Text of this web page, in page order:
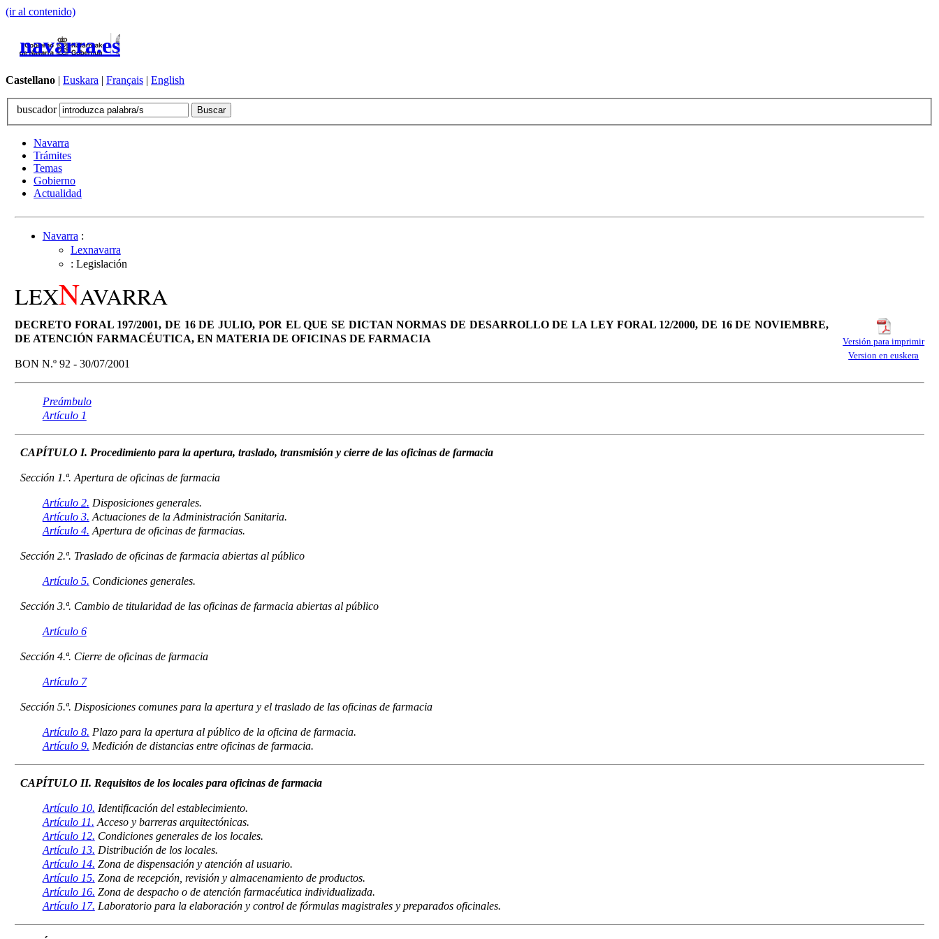
(ir al contenido)
navarra.es
Castellano | Euskara | Français | English
buscador
Navarra
Trámites
Temas
Gobierno
Actualidad
Navarra:
Lexnavarra
: Legislación
LEXNAVARRA
Versión para imprimir
Version en euskera
DECRETO FORAL 197/2001, DE 16 DE JULIO, POR EL QUE SE DICTAN NORMAS DE DESARROLLO DE LA LEY FORAL 12/2000, DE 16 DE NOVIEMBRE,
DE ATENCIÓN FARMACÉUTICA, EN MATERIA DE OFICINAS DE FARMACIA
BON N.º 92 - 30/07/2001
Preámbulo
Artículo 1
CAPÍTULO I. Procedimiento para la apertura, traslado, transmisión y cierre de las oficinas de farmacia
Sección 1.ª. Apertura de oficinas de farmacia
Artículo 2. Disposiciones generales.
Artículo 3. Actuaciones de la Administración Sanitaria.
Artículo 4. Apertura de oficinas de farmacias.
Sección 2.ª. Traslado de oficinas de farmacia abiertas al público
Artículo 5. Condiciones generales.
Sección 3.ª. Cambio de titularidad de las oficinas de farmacia abiertas al público
Artículo 6
Sección 4.ª. Cierre de oficinas de farmacia
Artículo 7
Sección 5.ª. Disposiciones comunes para la apertura y el traslado de las oficinas de farmacia
Artículo 8. Plazo para la apertura al público de la oficina de farmacia.
Artículo 9. Medición de distancias entre oficinas de farmacia.
CAPÍTULO II. Requisitos de los locales para oficinas de farmacia
Artículo 10. Identificación del establecimiento.
Artículo 11. Acceso y barreras arquitectónicas.
Artículo 12. Condiciones generales de los locales.
Artículo 13. Distribución de los locales.
Artículo 14. Zona de dispensación y atención al usuario.
Artículo 15. Zona de recepción, revisión y almacenamiento de productos.
Artículo 16. Zona de despacho o de atención farmacéutica individualizada.
Artículo 17. Laboratorio para la elaboración y control de fórmulas magistrales y preparados oficinales.